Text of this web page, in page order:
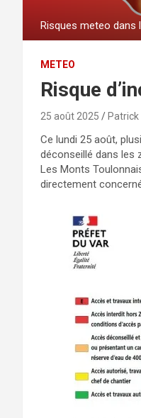
Risques meteo dans
METEO
Risque
25 août 2025 Patrick
Ce lundi 25 août,
déconseillé dans les
Les Monts
directement